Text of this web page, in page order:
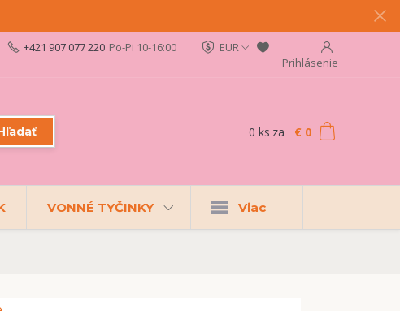
EUR
Prihlásenie
+421 907 077 220 Po-Pi 10-16:00
0 ks za € 0
VONNÉ TYČINKY Viac